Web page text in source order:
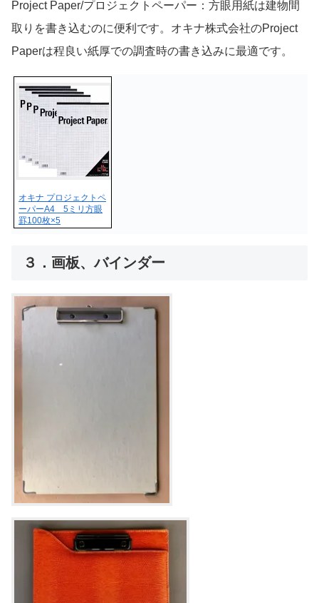
Project Paper/プロジェクトペーパー：方眼用紙は建物間
取りを書き込むのに便利です。オキナ株式会社のProject
Paperは程良い紙厚での調査時の書き込みに最適です。
オキナ プロジェクトペ
ーパーA4 5ミリ方眼
罫100枚×5
３．画板、バインダー